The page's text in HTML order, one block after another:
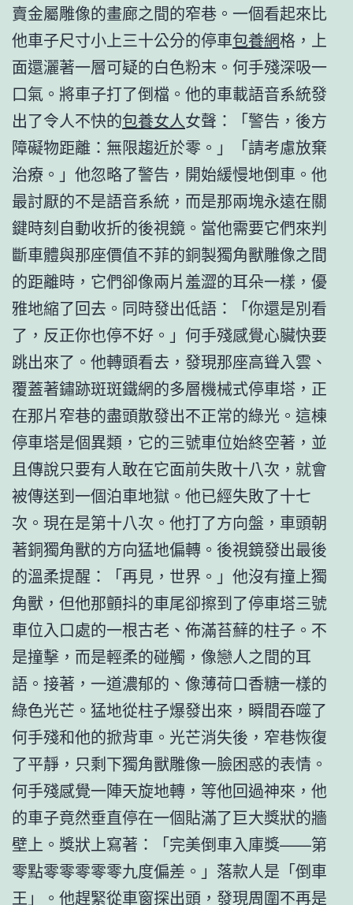
賣金屬雕像的畫廊之間的窄巷。一個看起來比
他車子尺寸小上三十公分的停車包養網格，上
面還灑著一層可疑的白色粉末。何手殘深吸一
口氣。將車子打了倒檔。他的車載語音系統發
出了令人不快的包養女人女聲：「警告，後方
障礙物距離：無限趨近於零。」「請考慮放棄
治療。」他忽略了警告，開始緩慢地倒車。他
最討厭的不是語音系統，而是那兩塊永遠在關
鍵時刻自動收折的後視鏡。當他需要它們來判
斷車體與那座價值不菲的銅製獨角獸雕像之間
的距離時，它們卻像兩片羞澀的耳朵一樣，優
雅地縮了回去。同時發出低語：「你還是別看
了，反正你也停不好。」何手殘感覺心臟快要
跳出來了。他轉頭看去，發現那座高聳入雲、
覆蓋著鏽跡斑斑鐵網的多層機械式停車塔，正
在那片窄巷的盡頭散發出不正常的綠光。這棟
停車塔是個異類，它的三號車位始終空著，並
且傳說只要有人敢在它面前失敗十八次，就會
被傳送到一個泊車地獄。他已經失敗了十七
次。現在是第十八次。他打了方向盤，車頭朝
著銅獨角獸的方向猛地偏轉。後視鏡發出最後
的溫柔提醒：「再見，世界。」他沒有撞上獨
角獸，但他那顫抖的車尾卻擦到了停車塔三號
車位入口處的一根古老、佈滿苔蘚的柱子。不
是撞擊，而是輕柔的碰觸，像戀人之間的耳
語。接著，一道濃郁的、像薄荷口香糖一樣的
綠色光芒。猛地從柱子爆發出來，瞬間吞噬了
何手殘和他的掀背車。光芒消失後，窄巷恢復
了平靜，只剩下獨角獸雕像一臉困惑的表情。
何手殘感覺一陣天旋地轉，等他回過神來，他
的車子竟然垂直停在一個貼滿了巨大獎狀的牆
壁上。獎狀上寫著：「完美倒車入庫獎——第
零點零零零零零九度偏差。」落款人是「倒車
王」。他趕緊從車窗探出頭，發現周圍不再是